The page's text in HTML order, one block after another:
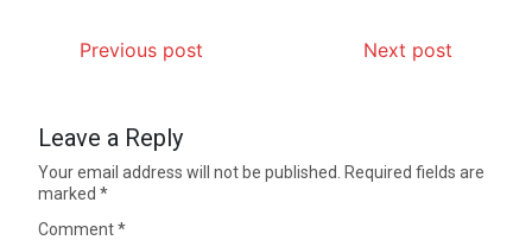
Previous post Next post
Leave a Reply
Your email address will not be published.
Required fields are
marked*
Comment*